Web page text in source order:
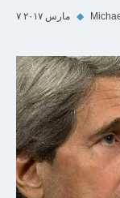
۷ مارس ۲۰۱۷ ◆